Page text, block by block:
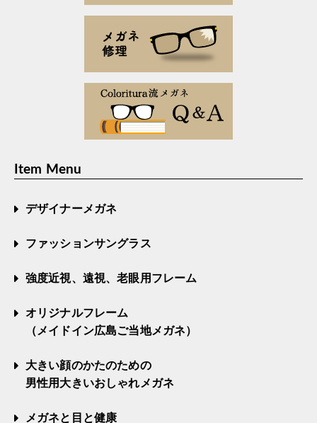
Item Menu
デザイナーメガネ
ファッションサングラス
強度近視、遠視、老眼用フレーム
オリジナルフレーム
（メイドイン広島ご当地メガネ）
大きい顔のかたのための
男性用大きいおしゃれメガネ
メガネと目と健康